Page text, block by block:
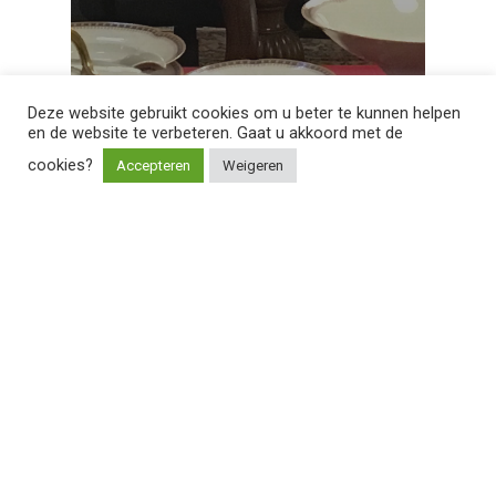
Deze website gebruikt cookies om u beter te kunnen helpen
en de website te verbeteren. Gaat u akkoord met de
cookies?
Accepteren Weigeren